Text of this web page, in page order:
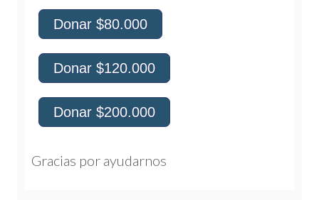
Donar $80.000
Donar $120.000
Donar $200.000
Gracias por ayudarnos